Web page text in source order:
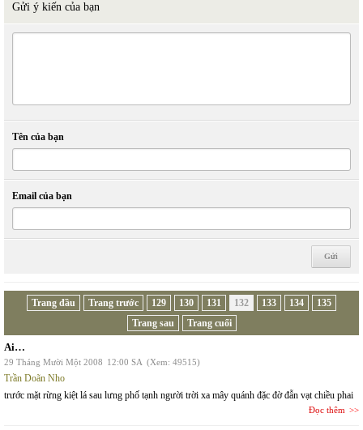
Gửi ý kiến của bạn
Tên của bạn
Email của bạn
Trang đầu Trang trước 129 130 131 132 133 134
135
Trang sau
Trang cuối
Ai…
29 Tháng Mười Một 2008 12:00 SA (Xem: 49515)
Trần Doãn Nho
trước mặt rừng kiệt lá sau lưng phố tạnh người trời xa mây quánh đặc đờ đẫn vạt chiều phai
Đọc thêm